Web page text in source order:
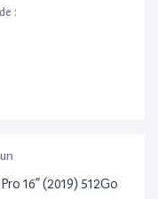
:
16” (2019) 512Go